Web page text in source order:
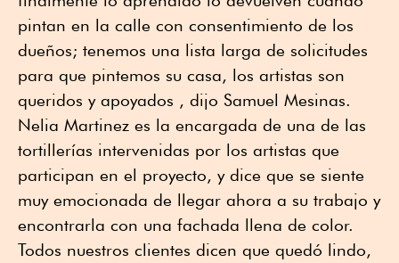
pintan en la calle con consentimiento de los
dueños; tenemos una lista larga de solicitudes
para que pintemos su casa, los artistas son
queridos y apoyados , dijo Samuel Mesinas.
Nelia Martinez es la encargada de una de las
tortillerías intervenidas por los artistas que
participan en el proyecto, y dice que se siente
muy emocionada de llegar ahora a su trabajo y
encontrarla con una fachada llena de color.
Todos nuestros clientes dicen que quedó lindo,